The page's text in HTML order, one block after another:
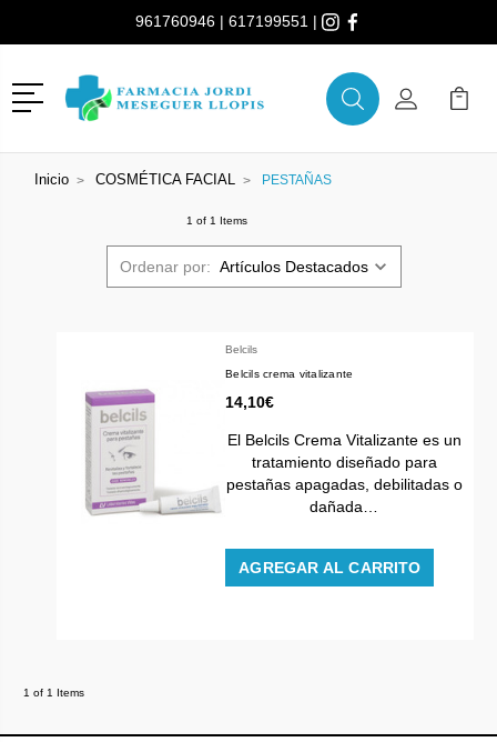
961760946 | 617199551 |
Menú
BuscarMi Cuenta
Mi
Inicio COSMÉTICA FACIAL PESTAÑAS
1 of 1 Items
Ordenar por:
Belcils
Belcils crema vitalizante
14,10€
El Belcils Crema Vitalizante es un
tratamiento diseñado para
pestañas apagadas, debilitadas o
dañada…
AGREGAR AL CARRITO
1 of 1 Items